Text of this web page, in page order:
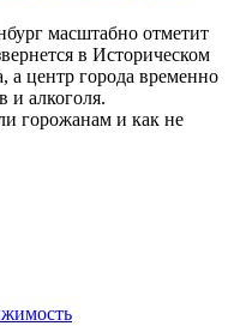
масштабно отметит
в Историческом
а центр города временно
и алкоголя.
горожанам и как не